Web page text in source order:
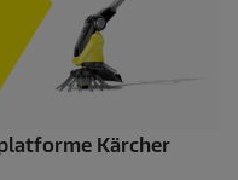
Kärcher